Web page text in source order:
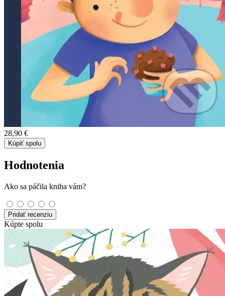
28,90 €
Kúpiť spolu
Hodnotenia
Ako sa páčila kniha vám?
Pridať recenziu
Kúpte spolu